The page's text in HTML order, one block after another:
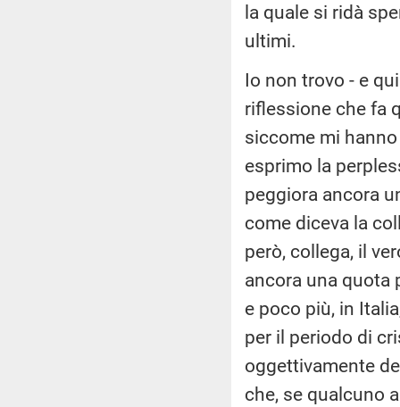
la quale si ridà
ultimi.
Io non trovo - e
riflessione che fa
siccome mi
esprimo la
peggiora ancora
come diceva la
però, collega, il
ancora una quota
e poco più, in
per il periodo di
oggettivamente
che, se qualcuno